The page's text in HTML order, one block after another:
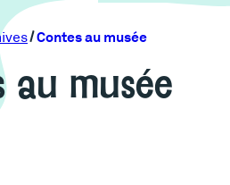
Contes au musée
au musée